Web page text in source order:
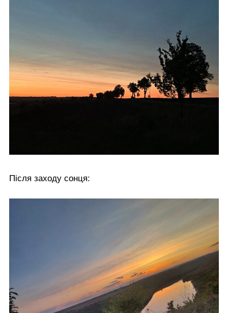
Після заходу сонця: